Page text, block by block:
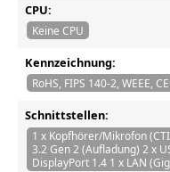
CPU:
Keine CPU
Kennzeichnung:
RoHS, FIPS 140-2, WEEE,
Schnittstellen:
1 x Kopfhörer/Mikrofon
3.2 Gen 2 (Aufladung) 2 x
DisplayPort 1.4 1 x LAN